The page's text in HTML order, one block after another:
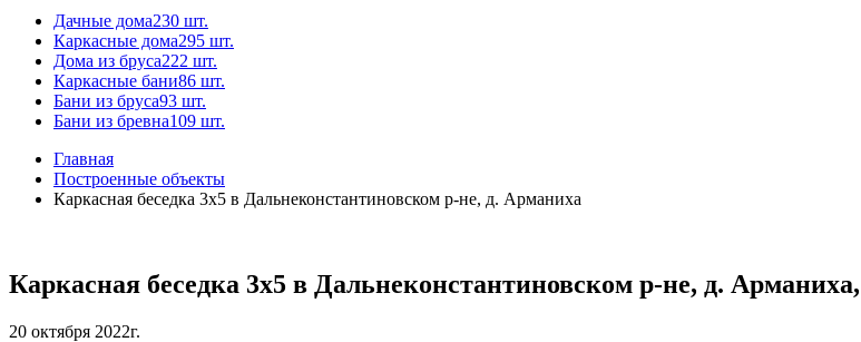
Дачные дома230 шт.
Каркасные дома295 шт.
Дома из бруса222 шт.
Каркасные бани86 шт.
Бани из бруса93 шт.
Бани из бревна109 шт.
Главная
Построенные объекты
Каркасная беседка 3х5 в Дальнеконстантиновском р-не, д. Арманиха
Каркасная беседка 3х5 в Дальнеконстантиновском р-не, д.
20 октября 2022г.